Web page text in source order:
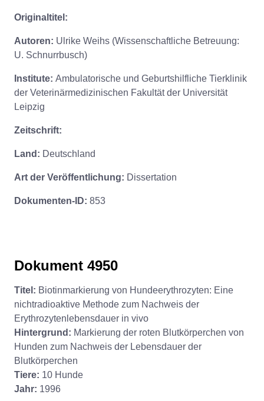
Originaltitel:
Autoren: Ulrike Weihs (Wissenschaftliche Betreuung:
U. Schnurrbusch)
Institute: Ambulatorische und Geburtshilfliche Tierklinik
der Veterinärmedizinischen Fakultät der Universität
Leipzig
Zeitschrift:
Land: Deutschland
Art der Veröffentlichung: Dissertation
Dokumenten-ID: 853
Dokument 4950
Titel: Biotinmarkierung von Hundeerythrozyten: Eine
nichtradioaktive Methode zum Nachweis der
Erythrozytenlebensdauer in vivo
Hintergrund: Markierung der roten Blutkörperchen von
Hunden zum Nachweis der Lebensdauer der
Blutkörperchen
Tiere: 10 Hunde
Jahr: 1996